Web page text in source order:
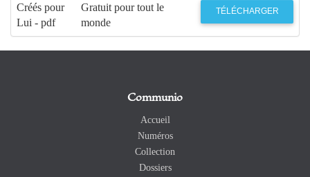
Créés pour
Lui - pdf
Gratuit pour tout le
monde
TÉLÉCHARGER
Communio
Accueil
Numéros
Collection
Dossiers